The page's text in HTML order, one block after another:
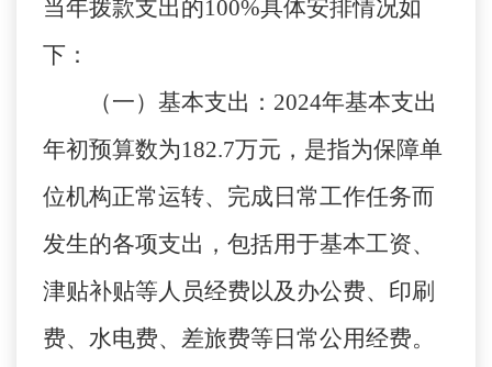
当年拨款支出的100%具体安排情况如
下：
（一）基本支出： 2024年基本支出
年初预算数为182.7万元，是指为保障单
位机构正常运转、完成日常工作任务而
发生的各项支出，包括用于基本工资、
津贴补贴等人员经费以及办公费、印刷
费、水电费、差旅费等日常公用经费。